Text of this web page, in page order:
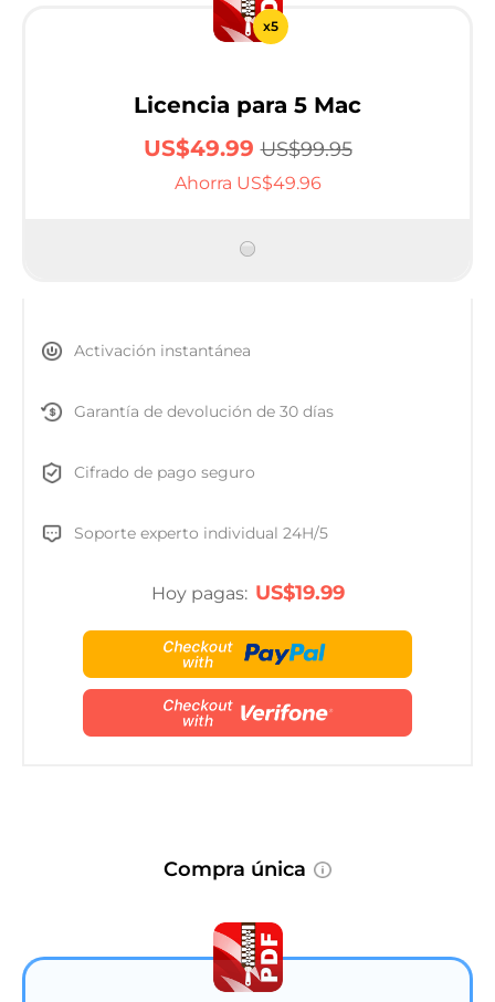
x5
Licencia para 5 Mac
US$49.99US$99.95
Ahorra US$49.96
Activación instantánea
Garantía de devolución de 30 días
Cifrado de pago seguro
Soporte experto individual 24H/5
Hoy pagas: US$19.99
Compra única